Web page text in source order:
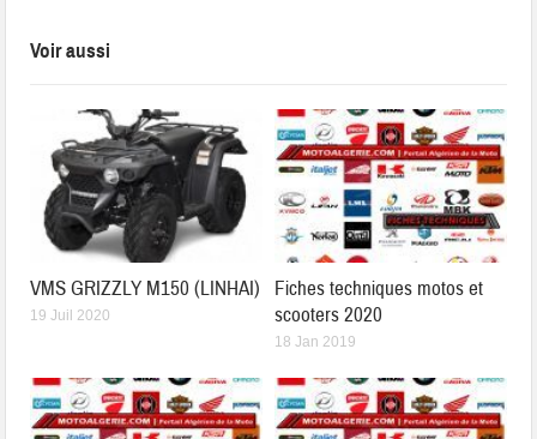
Voir aussi
VMS GRIZZLY M150 (LINHAI)
19 Juil 2020
Fiches techniques motos et
scooters 2020
18 Jan 2019